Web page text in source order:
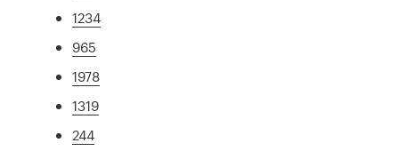
1234
965
1978
1319
244